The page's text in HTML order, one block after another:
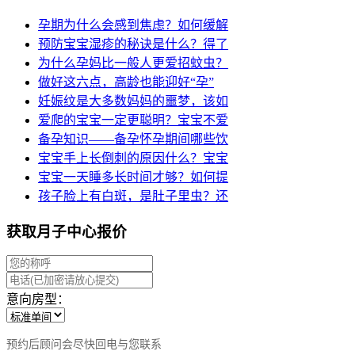
孕期为什么会感到焦虑？如何缓解
预防宝宝湿疹的秘诀是什么？得了
为什么孕妈比一般人更爱招蚊虫？
做好这六点，高龄也能迎好“孕”
妊娠纹是大多数妈妈的噩梦，该如
爱爬的宝宝一定更聪明？宝宝不爱
备孕知识——备孕怀孕期间哪些饮
宝宝手上长倒刺的原因什么？宝宝
宝宝一天睡多长时间才够？如何提
孩子脸上有白斑，是肚子里虫？还
获取月子中心报价
意向房型：
预约后顾问会尽快回电与您联系